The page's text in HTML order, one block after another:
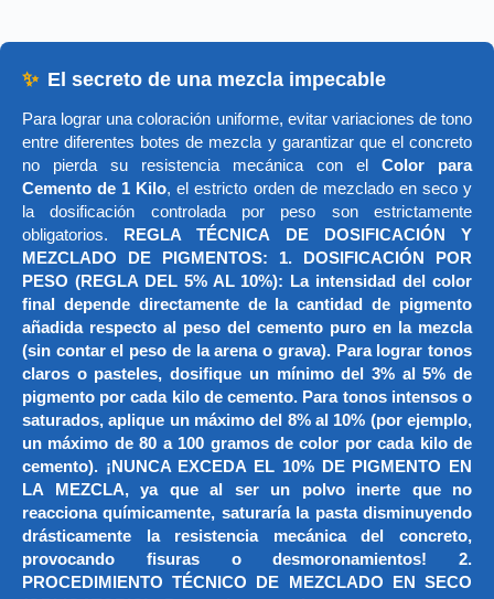
✨ El secreto de una mezcla impecable
Para lograr una coloración uniforme, evitar variaciones de tono
entre diferentes botes de mezcla y garantizar que el concreto
no pierda su resistencia mecánica con el Color para
Cemento de 1 Kilo, el estricto orden de mezclado en seco y
la dosificación controlada por peso son estrictamente
obligatorios.
REGLA TÉCNICA DE DOSIFICACIÓN Y
MEZCLADO DE PIGMENTOS: 1. DOSIFICACIÓN POR
PESO (REGLA DEL 5% AL 10%): La intensidad del color
final depende directamente de la cantidad de pigmento
añadida respecto al peso del cemento puro en la mezcla
(sin contar el peso de la arena o grava). Para lograr tonos
claros o pasteles, dosifique un mínimo del 3% al 5% de
pigmento por cada kilo de cemento. Para tonos intensos o
saturados, aplique un máximo del 8% al 10% (por ejemplo,
un máximo de 80 a 100 gramos de color por cada kilo de
cemento). ¡NUNCA EXCEDA EL 10% DE PIGMENTO EN
LA MEZCLA, ya que al ser un polvo inerte que no
reacciona químicamente, saturaría la pasta disminuyendo
drásticamente la resistencia mecánica del concreto,
provocando fisuras o desmoronamientos! 2.
PROCEDIMIENTO TÉCNICO DE MEZCLADO EN SECO